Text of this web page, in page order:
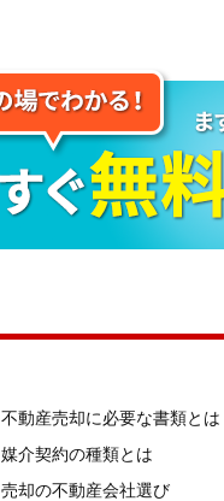
不動産売却に必要な書類とは
媒介契約の種類とは
売却の不動産会社選び